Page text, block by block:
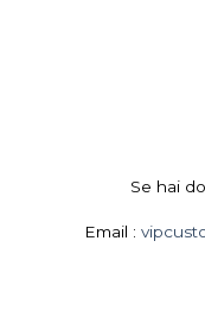
Se hai
Email :